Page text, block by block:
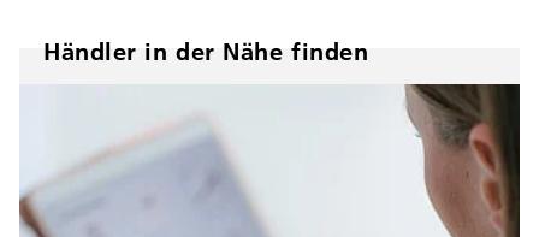
Händler in der Nähe finden